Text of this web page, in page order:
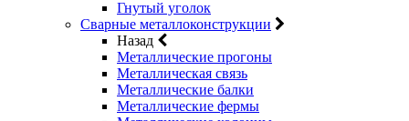
Гнутый уголок
Сварные металлоконструкции
Назад
Металлические прогоны
Металлическая связь
Металлические балки
Металлические фермы